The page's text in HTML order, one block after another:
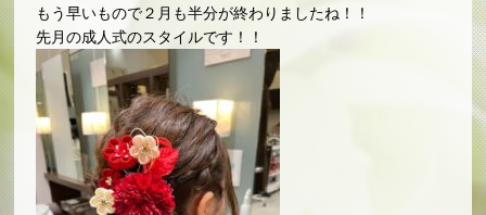
もう早いもので２月も半分が終わりましたね！！
先月の成人式のスタイルです！！